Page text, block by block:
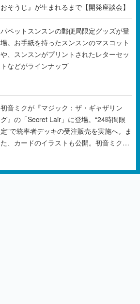
場。お手紙を持ったスンスンのマスコット
や、スンスンがプリントされたレターセッ
トなどがラインナップ
初音ミクが『マジック：ザ・ギャザリン
定”で統率者デッキの受注販売を実施へ。ま
た、カードのイラストも公開。初音ミクの
オリジナルデザイナーKEI氏をはじめ、さ
いとうなおき氏、八三氏も参加